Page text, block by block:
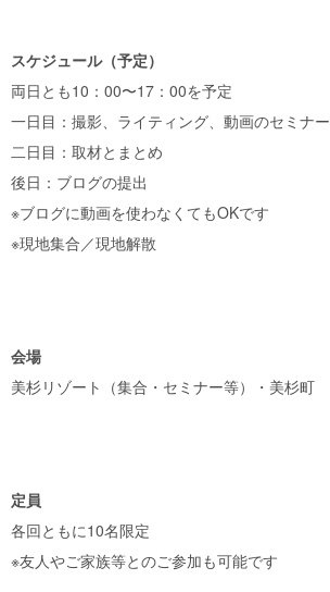
スケジュール（予定）
両日とも10：00〜17：00を予定
一日目：撮影、ライティング、動画のセミナー
二日目：取材とまとめ
後日：ブログの提出
※ブログに動画を使わなくてもOKです
※現地集合／現地解散
会場
美杉リゾート（集合・セミナー等）・美杉町
定員
各回ともに10名限定
※友人やご家族等とのご参加も可能です